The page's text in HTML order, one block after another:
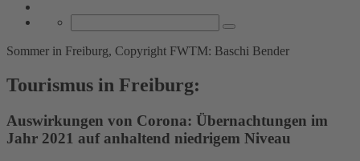
Sommer in Freiburg, Copyright FWTM: Baschi Bender
Tourismus in Freiburg:
Auswirkungen von Corona: Übernachtungen im
Jahr 2021 auf anhaltend niedrigem Niveau